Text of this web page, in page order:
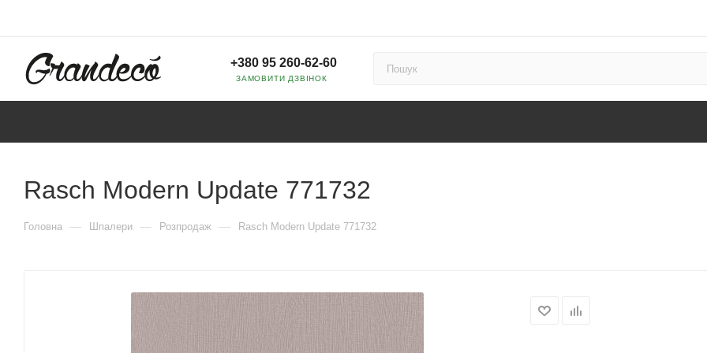
+380 95 260-62-60
ЗАМОВИТИ ДЗВІНОК
Rasch Modern Update 771732
Головна — Шпалери — Розпродаж — Rasch Modern Update 771732